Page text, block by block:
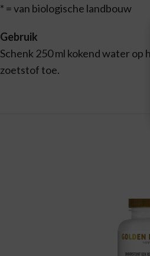
* = van biologische landbouw
Gebruik
Schenk 250 ml kokend water
zoetstof toe.